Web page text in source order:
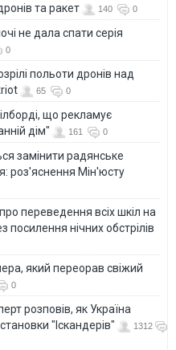
та ракет
140 0
не дала спати серія
0
польоти дронів над
65 0
що рекламує
дім"
161 0
замінити радянське
роз'яснення Мін'юсту
переведення всіх шкіл на
посилення нічних обстрілів
який переорав свіжий
0
розповів, як Україна
"Іскандерів"
1312